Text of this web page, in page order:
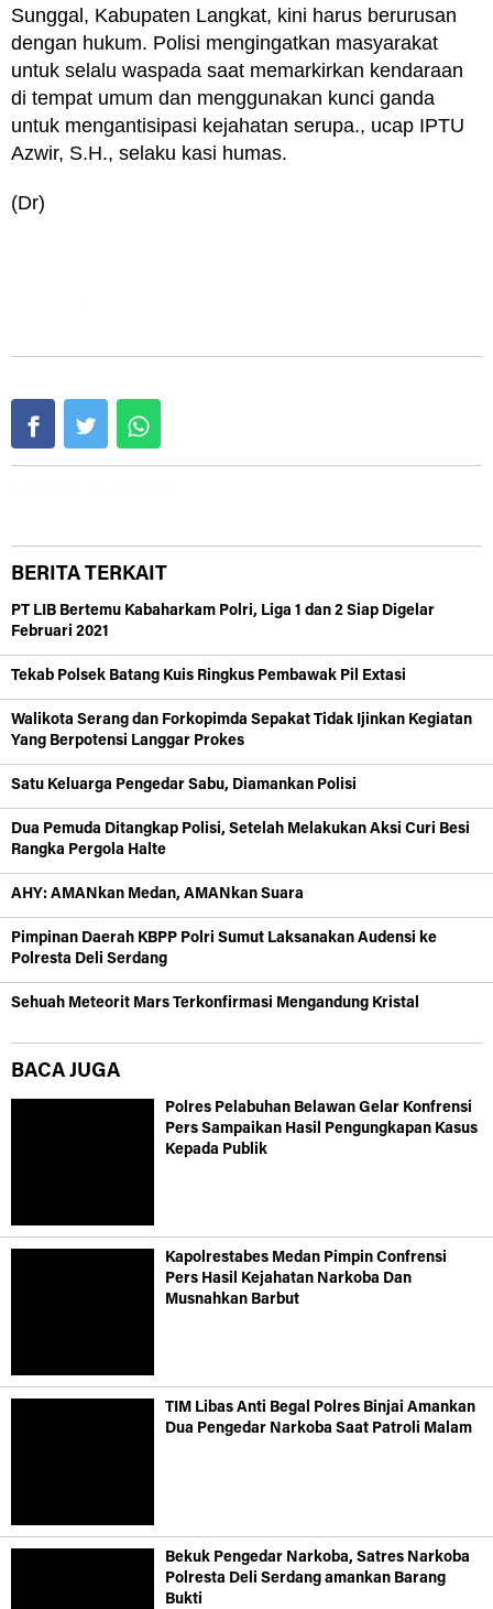
Sunggal, Kabupaten Langkat, kini harus berurusan
dengan hukum. Polisi mengingatkan masyarakat
untuk selalu waspada saat memarkirkan kendaraan
di tempat umum dan menggunakan kunci ganda
untuk mengantisipasi kejahatan serupa., ucap IPTU
Azwir, S.H., selaku kasi humas.
(Dr)
BERITA TERKAIT
PT LIB Bertemu Kabaharkam Polri, Liga 1 dan 2 Siap Digelar
Februari 2021
Tekab Polsek Batang Kuis Ringkus Pembawak Pil Extasi
Walikota Serang dan Forkopimda Sepakat Tidak Ijinkan Kegiatan
Yang Berpotensi Langgar Prokes
Satu Keluarga Pengedar Sabu, Diamankan Polisi
Dua Pemuda Ditangkap Polisi, Setelah Melakukan Aksi Curi Besi
Rangka Pergola Halte
AHY: AMANkan Medan, AMANkan Suara
Pimpinan Daerah KBPP Polri Sumut Laksanakan Audensi ke
Polresta Deli Serdang
Sehuah Meteorit Mars Terkonfirmasi Mengandung Kristal
BACA JUGA
Polres Pelabuhan Belawan Gelar Konfrensi
Pers Sampaikan Hasil Pengungkapan Kasus
Kepada Publik
Kapolrestabes Medan Pimpin Confrensi
Pers Hasil Kejahatan Narkoba Dan
Musnahkan Barbut
TIM Libas Anti Begal Polres Binjai Amankan
Dua Pengedar Narkoba Saat Patroli Malam
Bekuk Pengedar Narkoba, Satres Narkoba
Polresta Deli Serdang amankan Barang
Bukti